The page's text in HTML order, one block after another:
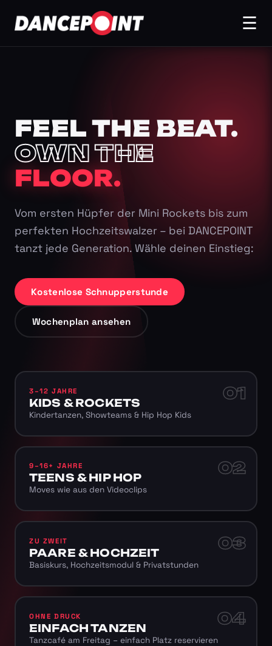
☰
FEEL THE BEAT.
OWN THE
FLOOR.
Vom ersten Hüpfer der Mini Rockets bis zum
perfekten Hochzeitswalzer – bei DANCEPOINT
tanzt jede Generation. Wähle deinen Einstieg:
Kostenlose Schnupperstunde
Wochenplan ansehen
01
3–12 JAHRE
KIDS & ROCKETS
Kindertanzen, Showteams & Hip Hop Kids
02
9–16+ JAHRE
TEENS & HIP HOP
Moves wie aus den Videoclips
03
ZU ZWEIT
PAARE & HOCHZEIT
Basiskurs, Hochzeitsmodul & Privatstunden
04
OHNE DRUCK
EINFACH TANZEN
Tanzcafé am Freitag – einfach Platz reservieren